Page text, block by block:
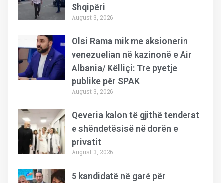
Shqipëri
August 3, 2026
Olsi Rama mik me aksionerin
venezuelian në kazinonë e Air
Albania/ Këlliçi: Tre pyetje
publike për SPAK
August 3, 2026
Qeveria kalon të gjithë tenderat
e shëndetësisë në dorën e
privatit
August 3, 2026
5 kandidatë në garë për